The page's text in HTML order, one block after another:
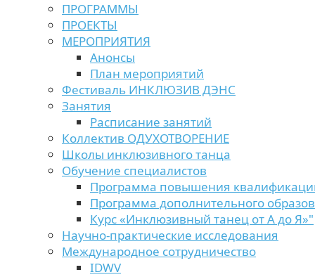
ПРОГРАММЫ
ПРОЕКТЫ
МЕРОПРИЯТИЯ
Анонсы
План мероприятий
Фестиваль ИНКЛЮЗИВ ДЭНС
Занятия
Расписание занятий
Коллектив ОДУХОТВОРЕНИЕ
Школы инклюзивного танца
Обучение специалистов
Программа повышения
Программа дополнительного
Курс «Инклюзивный танец от А до Я»"
Научно-практические исследования
Международное сотрудничество
IDWV